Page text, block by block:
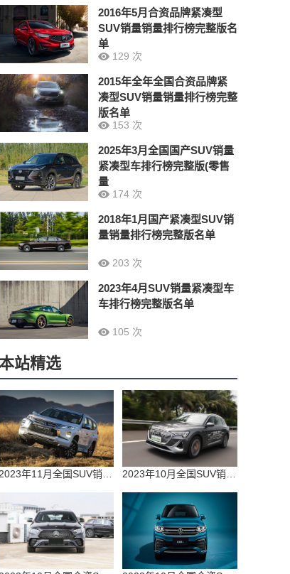
2016年5月合资品牌紧凑型
SUV销量销量排行榜完整版名
单
129 次
2015年全年全国合资品牌紧
凑型SUV销量销量排行榜完整
版名单
153 次
2025年3月全国国产SUV销量
紧凑型车排行榜完整版(零售
量
174 次
2018年1月国产紧凑型SUV销
量销量排行榜完整版名单
203 次
2023年4月SUV销量紧凑型车
车排行榜完整版名单
105 次
站精选